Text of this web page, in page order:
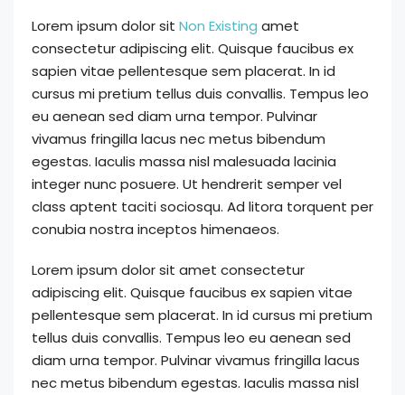
Lorem ipsum dolor sit Non Existing amet
consectetur adipiscing elit. Quisque faucibus ex
sapien vitae pellentesque sem placerat. In id
cursus mi pretium tellus duis convallis. Tempus leo
eu aenean sed diam urna tempor. Pulvinar
vivamus fringilla lacus nec metus bibendum
egestas. Iaculis massa nisl malesuada lacinia
integer nunc posuere. Ut hendrerit semper vel
class aptent taciti sociosqu. Ad litora torquent per
conubia nostra inceptos himenaeos.
Lorem ipsum dolor sit amet consectetur
adipiscing elit. Quisque faucibus ex sapien vitae
pellentesque sem placerat. In id cursus mi pretium
tellus duis convallis. Tempus leo eu aenean sed
diam urna tempor. Pulvinar vivamus fringilla lacus
nec metus bibendum egestas. Iaculis massa nisl